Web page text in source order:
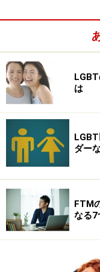
覧会のポスターに
世界的な成功を収
ます。しかも一度
ろうと、恋愛の本
ます。長年ゲイの
たゴトウにとって
勝るとも劣らない
激的で興味深いも
した男たちと作品
す。
は
ダー
FTM
なる7